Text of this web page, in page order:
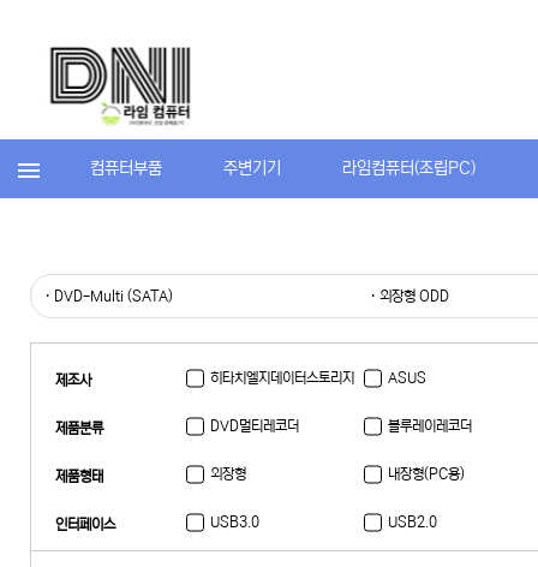
컴퓨터부품 주변기기 라임컴퓨터(조립PC)
· DVD-Multi (SATA) · 외장형 ODD
제조사 히타치엘지데이터스토리지 ASUS
제품분류 DVD멀티레코더 블루레이레코더
제품형태 외장형 내장형(PC용)
인터페이스 USB3.0 USB2.0